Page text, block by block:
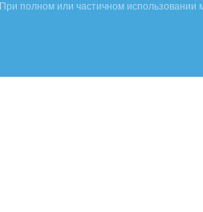
При полном или частичном использовании